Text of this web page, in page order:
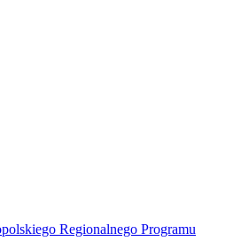
Regionalnego Programu